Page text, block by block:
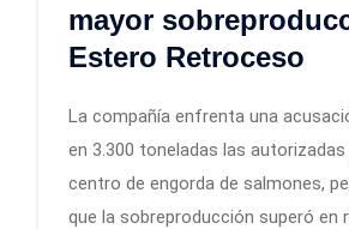
mayor
Estero Retroceso
La compañía enfrenta una
en 3.300 toneladas las autorizadas
centro de engorda de salmones,
que la sobreproducción superó en